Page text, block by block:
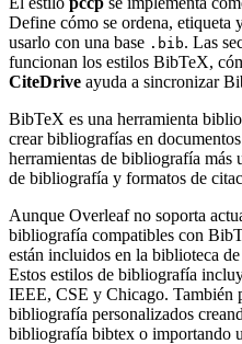
Define cómo se ordena,
usarlo con una base .bib. Las
funcionan los estilos BibTeX,
CiteDrive ayuda a sincronizar
BibTeX es una herramienta
crear bibliografías en
herramientas de bibliografía más
de bibliografía y formatos de
Aunque Overleaf no soporta
bibliografía compatibles con
están incluidos en la biblioteca
Estos estilos de bibliografía
IEEE, CSE y Chicago. También
bibliografía personalizados
bibliografía bibtex o importando